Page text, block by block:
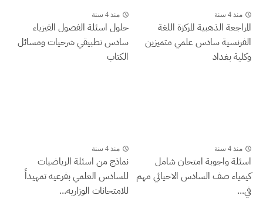
منذ 4 سنة
المراجعة الذهبية المركزة اللغة
الفرنسية سادس علمي متميزين
وكلية بغداد
منذ 4 سنة
حلول اسئلة الفصول الفيزياء
سادس تطبيقي شرحيات ومسائل
الكتاب
منذ 4 سنة
اسئلة واجوبة امتحان شامل
كيمياء صف السادس الاحيائي مهم
في...
منذ 4 سنة
نماذج من اسئلة الرياضيات
للسادس العلمي بفرعيه تمهيداً
للامتحانات الوزاريه...